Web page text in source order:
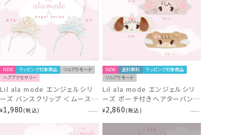
NEW ラッピング対象商品
リルアラモード
ヘアアクセサリー
Lil ala mode エンジェルシリ
ーズ バンスクリップ ＜ムース/
キャミー/スフレ/ラテ＞ リルア
¥1,980 税込
NEW 送料無料
ラッピング対象商品
リルアラモード
Lil ala mode エンジェルシリ
ーズ ポーチ付きヘアターバン
＜ムース/キャミー/スフレ/ラテ
¥2,860 税込